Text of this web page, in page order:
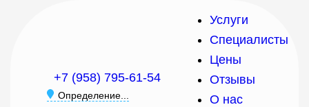
Услуги
Специалисты
Цены
Отзывы
О нас
+7 (958) 795-61-54
Определение...